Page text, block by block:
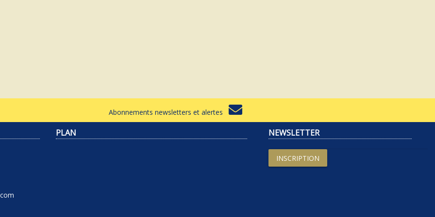
Abonnements newsletters et alertes
PLAN NEWSLETTER
INSCRIPTION